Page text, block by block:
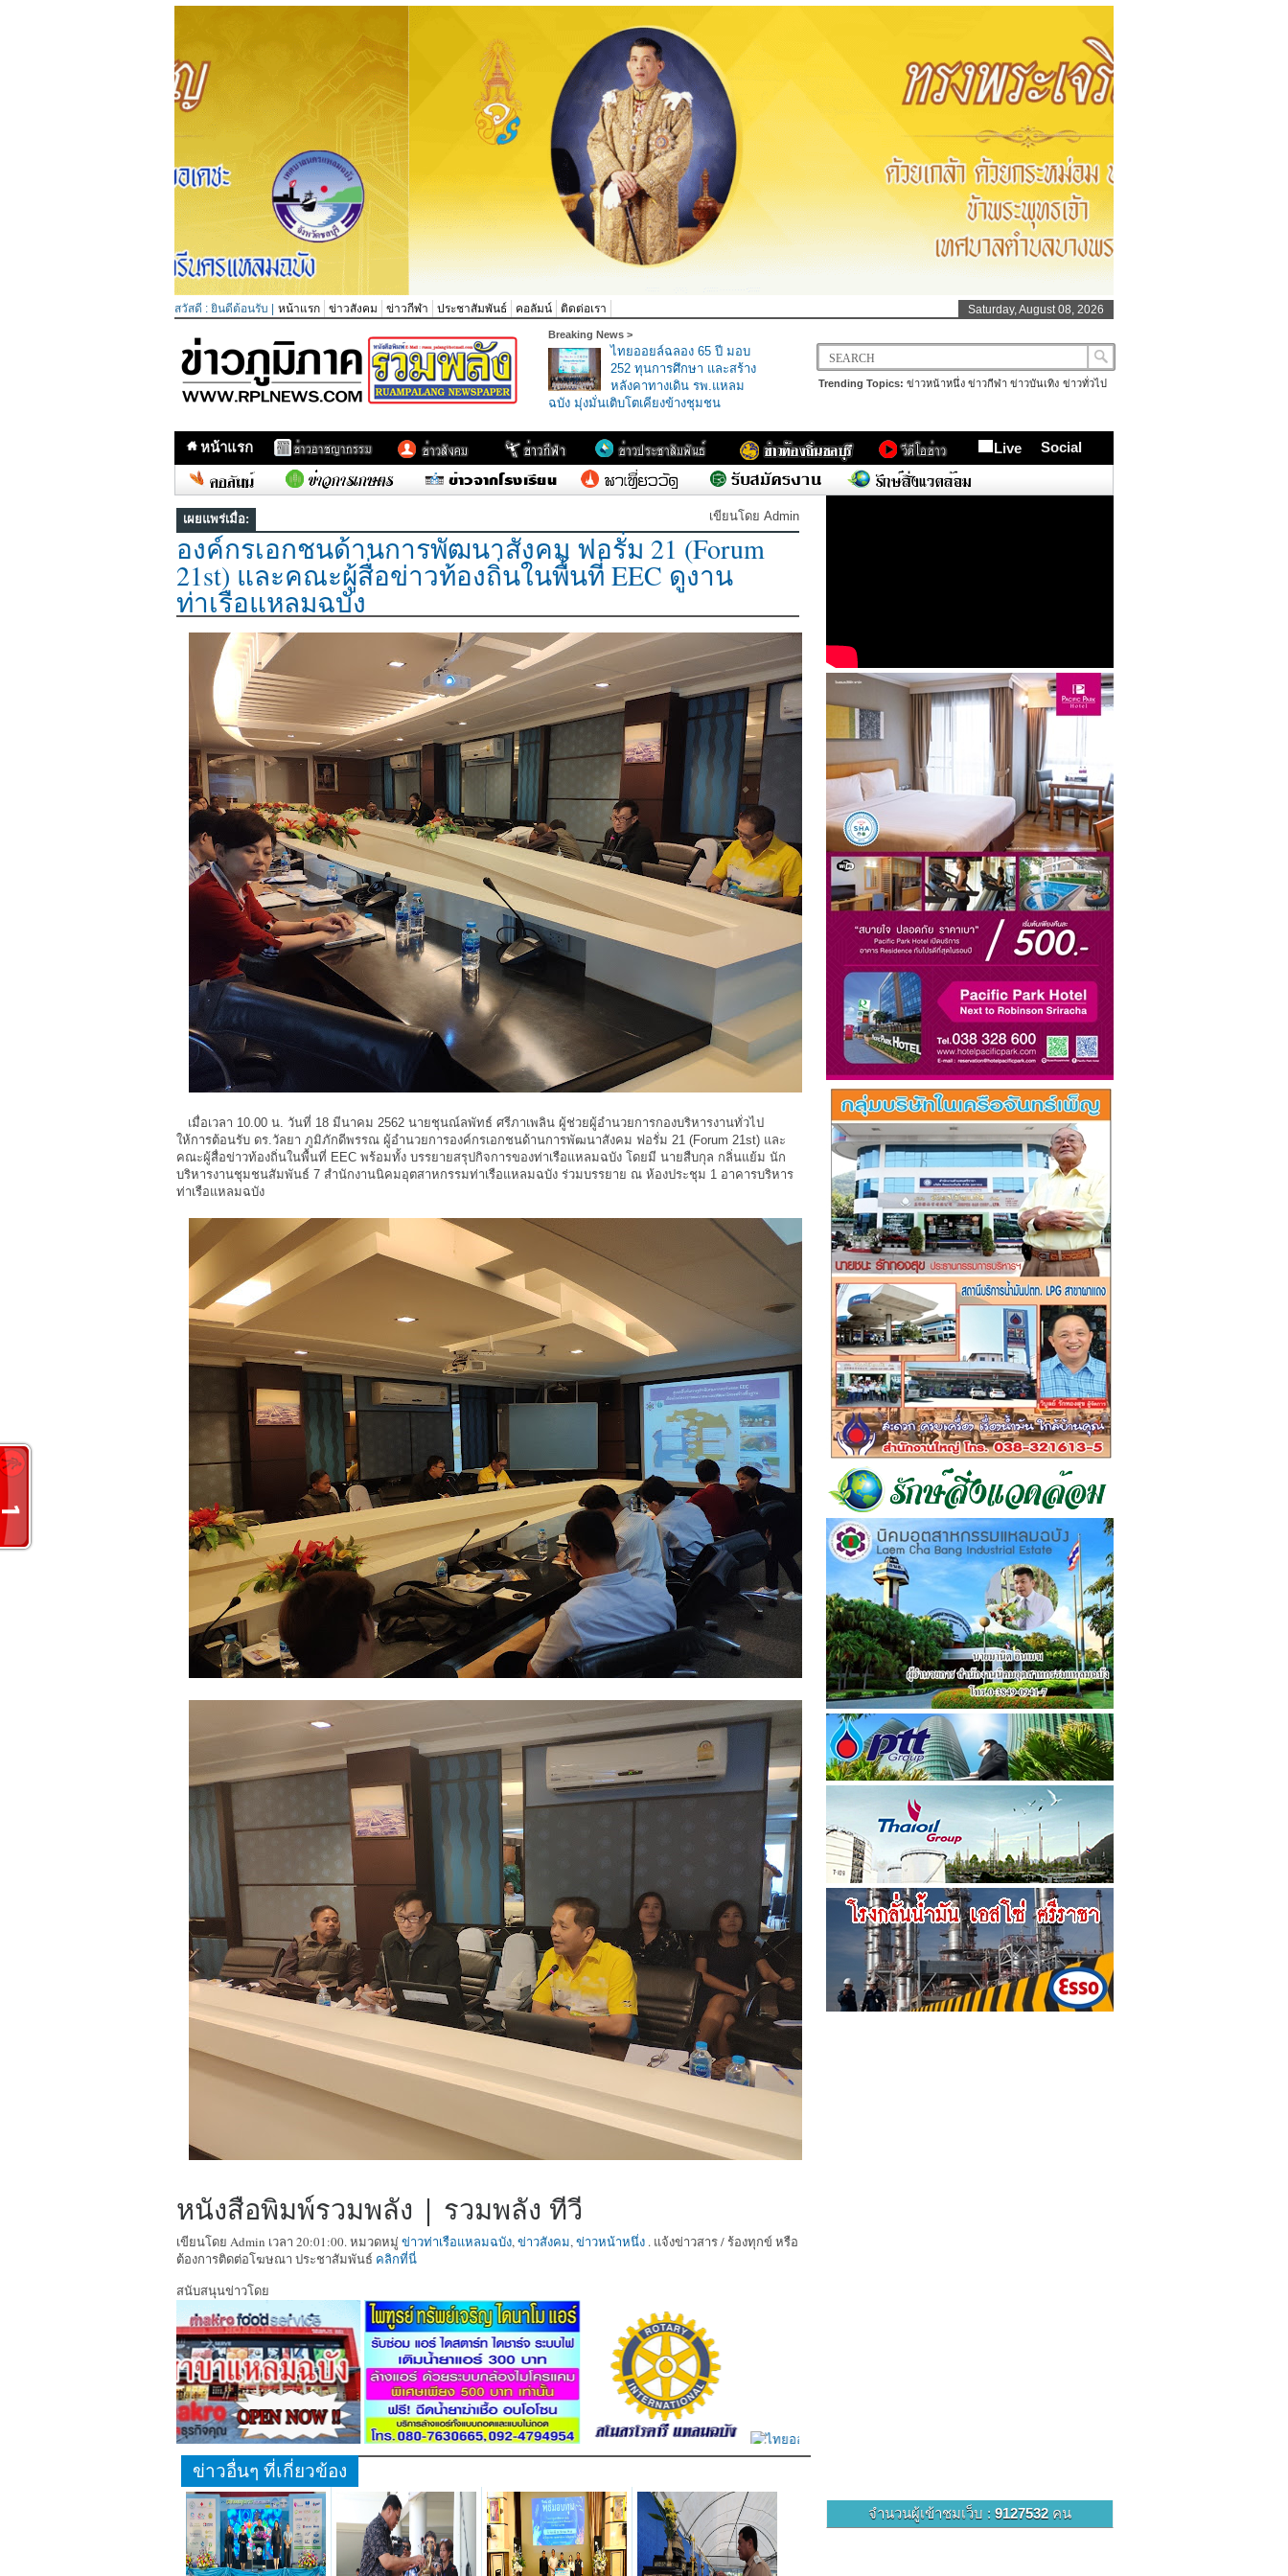
สวัสดี : ยินดีต้อนรับ | หน้าแรก ข่าวสังคม ข่าวกีฬา ประชาสัมพันธ์ คอลัมน์ ติดต่อเรา Saturday, August 08, 2026
Breaking News >
ไทยออยล์ฉลอง 65 ปี มอบ
252 ทุนการศึกษา และสร้าง
หลังคาทางเดิน รพ.แหลม
ฉบัง มุ่งมั่นเติบโตเคียงข้างชุมชน
Trending Topics: ข่าวหน้าหนึ่ง ข่าวกีฬา ข่าวบันเทิง ข่าวทั่วไป
หน้าแรก Live Social
เผยแพร่เมื่อ: เขียนโดย Admin
องค์กรเอกชนด้านการพัฒนาสังคม ฟอรั่ม 21 (Forum
21st) และคณะผู้สื่อข่าวท้องถิ่นในพื้นที่ EEC ดูงาน
ท่าเรือแหลมฉบัง
เมื่อเวลา 10.00 น. วันที่ 18 มีนาคม 2562 นายชุนณ์ลพัทธ์ ศรีภาเพลิน ผู้ช่วยผู้อำนวยการกองบริหารงานทั่วไป
ให้การต้อนรับ ดร.วัลยา ภูมิภักดีพรรณ ผู้อำนวยการองค์กรเอกชนด้านการพัฒนาสังคม ฟอรั่ม 21 (Forum 21st) และ
คณะผู้สื่อข่าวท้องถิ่นในพื้นที่ EEC พร้อมทั้ง บรรยายสรุปกิจการของท่าเรือแหลมฉบัง โดยมี นายสืบกุล กลิ่นแย้ม นัก
บริหารงานชุมชนสัมพันธ์ 7 สำนักงานนิคมอุตสาหกรรมท่าเรือแหลมฉบัง ร่วมบรรยาย ณ ห้องประชุม 1 อาคารบริหาร
ท่าเรือแหลมฉบัง
หนังสือพิมพ์รวมพลัง | รวมพลัง ทีวี
เขียนโดย Admin เวลา 20:01:00. หมวดหมู่ ข่าวท่าเรือแหลมฉบัง,ข่าวสังคม,ข่าวหน้าหนึ่ง . แจ้งข่าวสาร / ร้องทุกข์ หรือ
ต้องการติดต่อโฆษณา ประชาสัมพันธ์ คลิกที่นี่
สนับสนุนข่าวโดย
ข่าวอื่นๆ ที่เกี่ยวข้อง
จำนวนผู้เข้าชมเว็บ : 9127532 คน